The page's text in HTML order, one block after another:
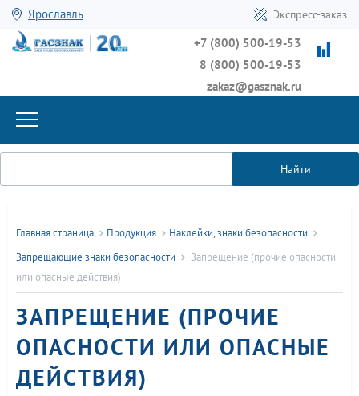
Ярославль Экспресс-заказ
+7 (800) 500-19-53
8 (800) 500-19-53
zakaz@gasznak.ru
Найти
Главная страница Продукция
Наклейки, знаки безопасности
Запрещающие знаки безопасности
Запрещение (прочие опасности
или опасные действия)
ЗАПРЕЩЕНИЕ (ПРОЧИЕ
ОПАСНОСТИ ИЛИ ОПАСНЫЕ
ДЕЙСТВИЯ)